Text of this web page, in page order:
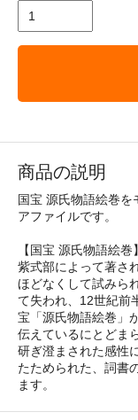
商品の説明
国宝 源氏物語絵巻を
アファイルです。
【国宝 源氏物語絵巻】
紫式部によって著さ
ほどなくして試みら
て失われ、12世紀前
宝「源氏物語絵巻」
伝えているにとどま
研ぎ澄まされた感性
たためられた、詞書
ます。